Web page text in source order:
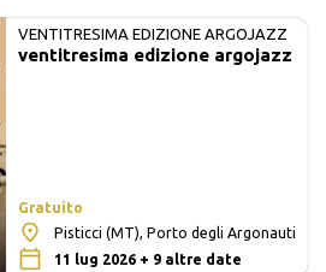
VENTITRESIMA EDIZIONE ARGOJAZZ
ventitresima edizione argojazz
Gratuito
Pisticci (MT), Porto degli Argonauti
11 lug 2026 + 9 altre date